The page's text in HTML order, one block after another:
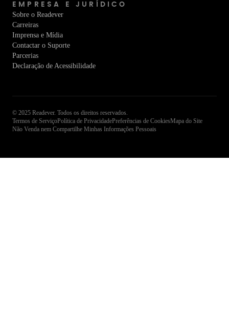
EMPRESA E JURÍDICO
Sobre o Readever
Carreiras
Imprensa e Mídia
Contactar o Suporte
Parcerias
Declaração de Acessibilidade
© 2025 Readever. Todos os direitos reservados.
Termos de ServiçoPolítica de PrivacidadePreferências de CookiesMapa do Site
Não Venda nem Compartilhe Minhas Informações Pessoais